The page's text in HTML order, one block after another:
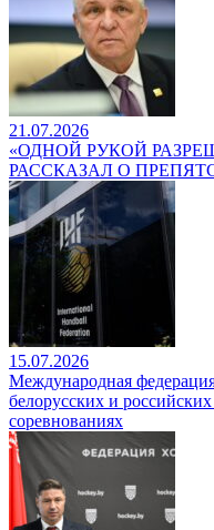
21.07.2026
«ОДНОЙ РУКОЙ
РАССКАЗАЛ О
15.07.2026
Международная
белорусских и
соревнованиях